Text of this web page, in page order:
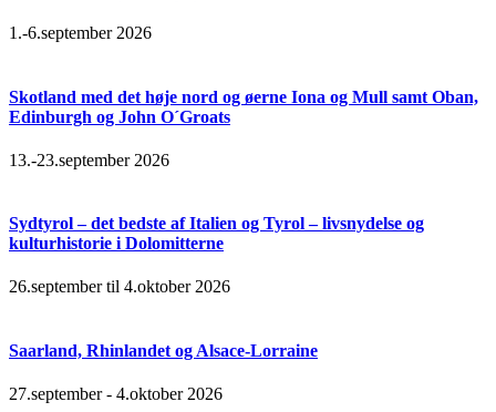
1.-6.september 2026
Skotland med det høje nord og øerne Iona og Mull samt Oban,
Edinburgh og John O´Groats
13.-23.september 2026
Sydtyrol – det bedste af Italien og Tyrol – livsnydelse og
kulturhistorie i Dolomitterne
26.september til 4.oktober 2026
Saarland, Rhinlandet og Alsace-Lorraine
27.september - 4.oktober 2026